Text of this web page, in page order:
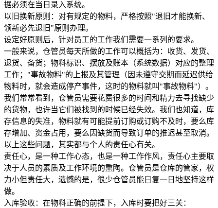
据必须在当日录入系统。
以旧换新原则：对有规定的物料，严格按照"退旧才能换新、
领新必先退旧"原则办理。
设定好原则后，针对员工的工作我们需要一系列的要求。
一般来说，仓管员每天所做的工作可以概括为：收货、发货、
退货、备货；物料标识、摆放及账本（系统数据）对应的整理
工作；"事故物料"的上报及其管理（因未遵守交期而延迟供给
物料时，就会造成停产事件，这时的物料就叫"事故物料"）。
我们常常看到，仓管员需要花费很多的时间和精力去寻找缺少
的货物，也许当它们被找到的时候已经失效。我们也知道，库
存信息的失准，物料就有可能提前订购或订购不及时，要么库
存增加、资金占用，要么因缺货而导致订单的推迟甚至取消。
以上这些问题，其实都与个人的责任心有关。
责任心，是一种工作心态，也是一种工作作风，责任心主要取
决于人员的素质及工作环境的熏陶。仓管员是仓库的管家，权
力小但责任大，遗憾的是，很少仓管员能日复一日地坚持这样
做。
入库验收：在物料正确的前提下，入库时要把好三关：